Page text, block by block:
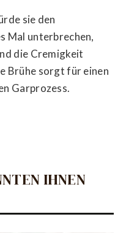
sie den
Mal unterbrechen,
die Cremigkeit
Brühe sorgt für einen
Garprozess.
IHNEN